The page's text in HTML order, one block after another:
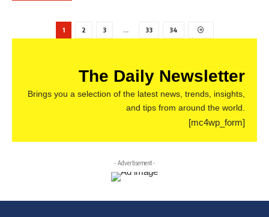
1 2 3 … 33 34
The Daily Newsletter
Brings you a selection of the latest news, trends, insights,
and tips from around the world.
[mc4wp_form]
- Advertisement -